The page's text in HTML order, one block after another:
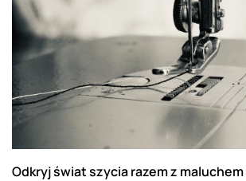
Odkryj świat szycia razem z